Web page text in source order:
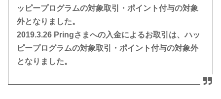
ッピープログラムの対象取引・ポイント付与の対象
外となりました。
2019.3.26 Pringさまへの入金によるお取引は、ハッ
ピープログラムの対象取引・ポイント付与の対象外
となりました。